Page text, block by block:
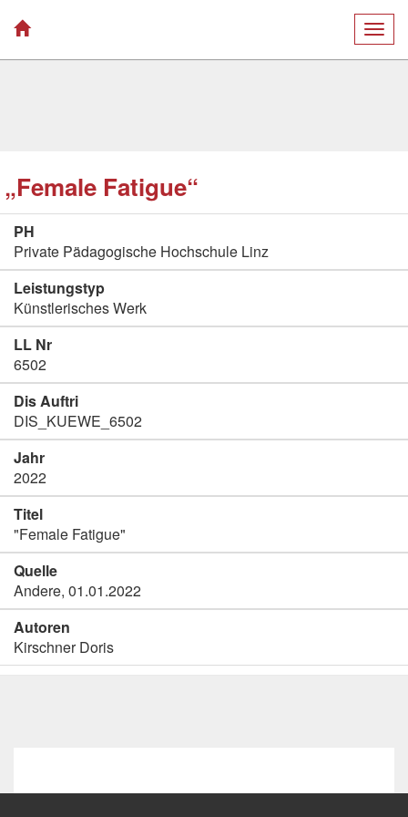
„Female Fatigue“
PH
Private Pädagogische Hochschule Linz
Leistungstyp
Künstlerisches Werk
LL Nr
6502
Dis Auftri
DIS_KUEWE_6502
Jahr
2022
Titel
"Female Fatigue"
Quelle
Andere, 01.01.2022
Autoren
Kirschner Doris